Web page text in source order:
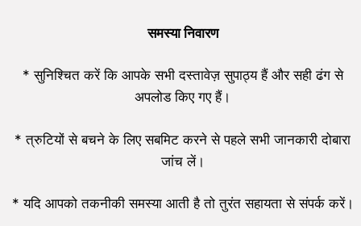
समस्या निवारण
* सुनिश्चित करें कि आपके सभी दस्तावेज़ सुपाठ्य हैं और सही ढंग से
अपलोड किए गए हैं।
* त्रुटियों से बचने के लिए सबमिट करने से पहले सभी जानकारी दोबारा
जांच लें।
* यदि आपको तकनीकी समस्या आती है तो तुरंत सहायता से संपर्क करें।